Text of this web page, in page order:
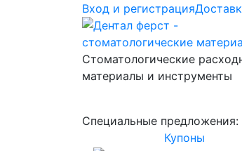
Вход и регистрация
Стоматологические
материалы и инструменты
Специальные предложения:
Купоны